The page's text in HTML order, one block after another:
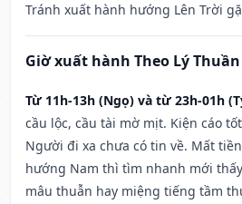
Tránh xuất hành hướng Lên Trời
Giờ xuất hành Theo Lý
Từ 11h-13h (Ngọ) và từ 23h-01h
cầu lộc, cầu tài mờ mịt. Kiện cáo
Người đi xa chưa có tin về. Mất
hướng Nam thì tìm nhanh mới
mâu thuẫn hay miệng tiếng tầm